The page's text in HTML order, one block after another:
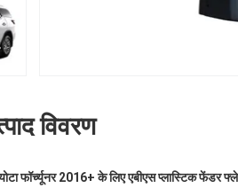
विवरण
फॉर्च्यूनर 2016+ के लिए एबीएस प्लास्टिक फेंडर